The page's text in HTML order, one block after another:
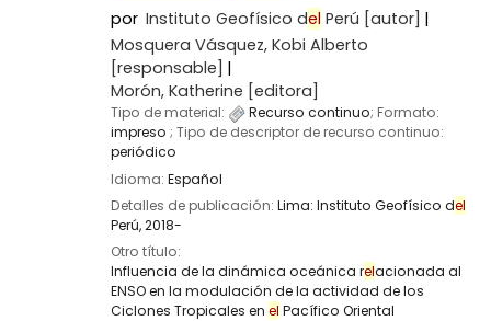
por Instituto Geofísico del Perú [autor]
Mosquera Vásquez, Kobi Alberto
[responsable]
Morón, Katherine [editora]
Tipo de material: Recurso continuo; Formato:
impreso ; Tipo de descriptor de recurso continuo:
periódico
Idioma: Español
Detalles de publicación: Lima: Instituto Geofísico del
Perú,2018-
Otro título:
Influencia de la dinámica oceánica relacionada al
ENSO en la modulación de la actividad de los
Ciclones Tropicales en el Pacífico Oriental